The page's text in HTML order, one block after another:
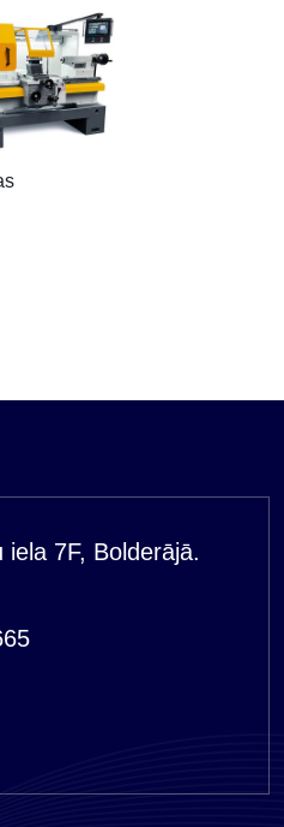
iela 7F, Bolderājā.